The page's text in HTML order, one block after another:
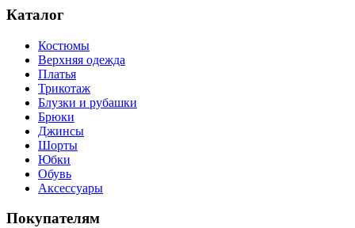
Каталог
Костюмы
Верхняя одежда
Платья
Трикотаж
Блузки и рубашки
Брюки
Джинсы
Шорты
Юбки
Обувь
Аксессуары
Покупателям